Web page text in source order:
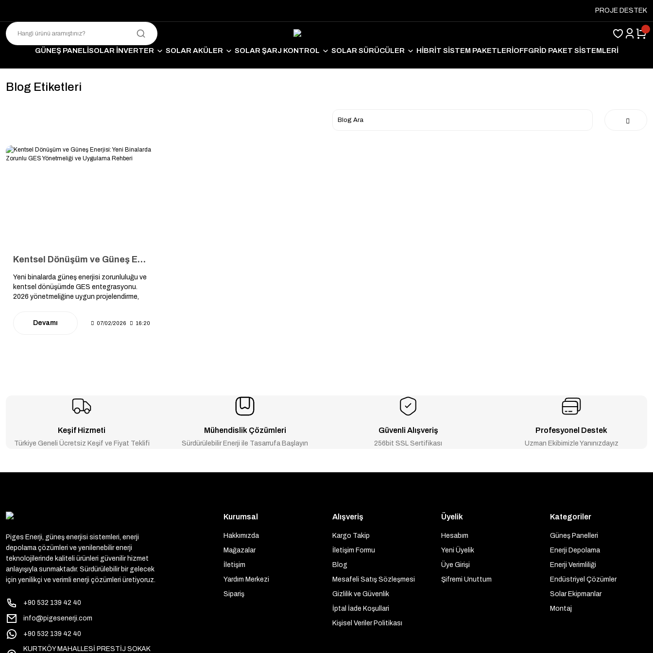
PROJE DESTEK
GÜNEŞ PANELİSOLAR İNVERTER SOLAR AKÜLER SOLAR ŞARJ KONTROL SOLAR SÜRÜCÜLER HİBRİT SİSTEM PAKETLERİOFFGRİD PAKET SİSTEMLERİ
Blog Etiketleri
Kentsel Dönüşüm ve Güneş Enerjisi: Yeni Binalarda Zorunlu GES Yönetmeliği ve Uygulama Rehberi
Yeni binalarda güneş enerjisi zorunluluğu ve
kentsel dönüşümde GES entegrasyonu.
2026 yönetmeliğine uygun projelendirme,
Devamı
07/02/2026 16:20
Keşif Hizmeti
Türkiye Geneli Ücretsiz Keşif ve Fiyat Teklifi
Mühendislik Çözümleri
Sürdürülebilir Enerji ile Tasarrufa Başlayın
Güvenli Alışveriş
256bit SSL Sertifikası
Profesyonel Destek
Uzman Ekibimizle Yanınızdayız
Piges Enerji, güneş enerjisi sistemleri, enerji
depolama çözümleri ve yenilenebilir enerji
teknolojilerinde kaliteli ürünleri güvenilir hizmet
anlayışıyla sunmaktadır. Sürdürülebilir bir gelecek
için yenilikçi ve verimli enerji çözümleri üretiyoruz.
+90 532 139 42 40
info@pigesenerji.com
+90 532 139 42 40
KURTKÖY MAHALLESİ PRESTİJ SOKAK
Kurumsal
Hakkımızda
Mağazalar
İletişim
Yardım Merkezi
Sipariş
Alışveriş
Kargo Takip
İletişim Formu
Blog
Mesafeli Satış Sözleşmesi
Gizlilik ve Güvenlik
İptal İade Koşullari
Kişisel Veriler Politikası
Üyelik
Hesabım
Yeni Üyelik
Üye Girişi
Şifremi Unuttum
Kategoriler
Güneş Panelleri
Enerji Depolama
Enerji Verimliliği
Endüstriyel Çözümler
Solar Ekipmanlar
Montaj